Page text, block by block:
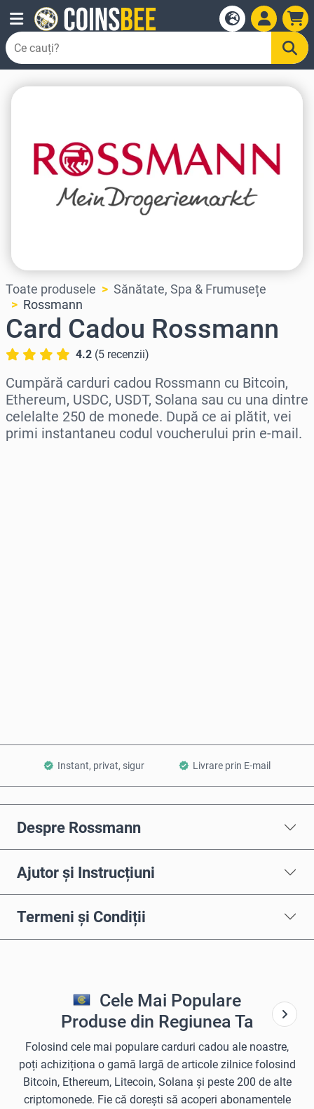
Toate produsele
Sănătate, Spa & Frumusețe
Rossmann
Card Cadou Rossmann
4.2 (5 recenzii)
Cumpără carduri cadou Rossmann cu Bitcoin,
Ethereum, USDC, USDT, Solana sau cu una dintre
celelalte 250 de monede. După ce ai plătit, vei
primi instantaneu codul voucherului prin e-mail.
Instant, privat, sigur Livrare prin E-mail
Despre Rossmann
Ajutor și Instrucțiuni
Termeni și Condiții
Cele Mai Populare
Produse din Regiunea Ta
Folosind cele mai populare carduri cadou ale noastre,
poți achiziționa o gamă largă de articole zilnice folosind
Bitcoin, Ethereum, Litecoin, Solana și peste 200 de alte
criptomonede. Fie că dorești să acoperi abonamentele